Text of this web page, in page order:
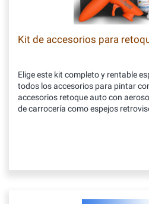
Kit de accesorios para
Elige este kit completo y rentable
todos los accesorios para pintar
accesorios retoque auto con
de carrocería como espejos